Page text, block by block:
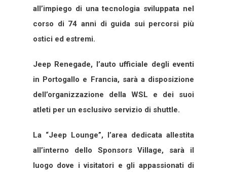
all’impiego di una tecnologia sviluppata nel
corso di 74 anni di guida sui percorsi più
ostici ed estremi.
Jeep Renegade, l’auto ufficiale degli eventi
in Portogallo e Francia, sarà a disposizione
dell’organizzazione della WSL e dei suoi
atleti per un esclusivo servizio di shuttle.
La “Jeep Lounge”, l’area dedicata allestita
all’interno dello Sponsors Village, sarà il
luogo dove i visitatori e gli appassionati di